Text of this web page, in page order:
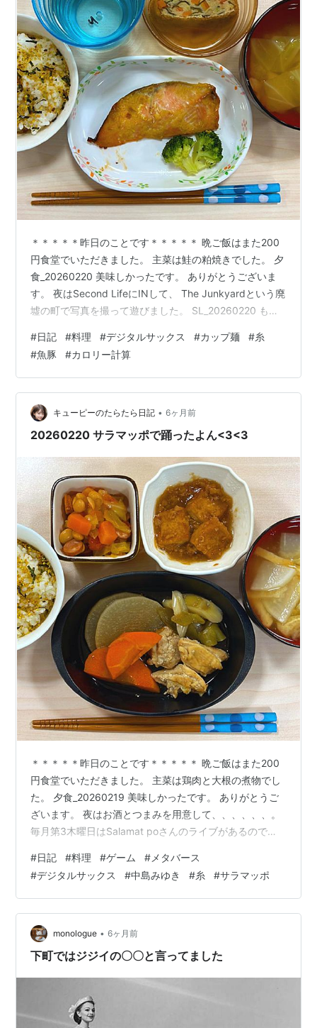
＊＊＊＊＊昨日のことです＊＊＊＊＊ 晩ご飯はまた200
円食堂でいただきました。 主菜は鮭の粕焼きでした。 夕
食_20260220 美味しかったです。 ありがとうございま
す。 夜はSecond LifeにINして、 The Junkyardという廃
墟の町で写真を撮って遊びました。 SL_20260220 もう
しくね。 kewpielovesyou.com 寝る前にカロリー計算を
しました。 Health_20260220 ＊＊＊＊＊今日のお話で
す＊＊＊＊＊ 今朝は8時半起床。 デジタルサックスで
「糸」の練習をしました。 「糸」は見かけよりも演奏
が…
#日記 #料理 #デジタルサックス #カップ麺 #糸
#魚豚 #カロリー計算
キューピーのたらたら日記 • 6ヶ月前
20260220 サラマッポで踊ったよん<3<3
＊＊＊＊＊昨日のことです＊＊＊＊＊ 晩ご飯はまた200
円食堂でいただきました。 主菜は鶏肉と大根の煮物でし
た。 夕食_20260219 美味しかったです。 ありがとうご
ざいます。 夜はお酒とつまみを用意して、、、、、、。
毎月第3木曜日はSalamat poさんのライブがあるので
んのソロコンサートが始まっていました。
SL_20260219-1 歌に聞き入っている私です。
SL_20260219-2 22時半になりダンスパーティが始まり
ました。 長丁場で飲んでばかりいると潰れてしまうの
で、 コーヒーを淹れて酔いを醒まし…
#日記 #料理 #ゲーム # メタバース
#デジタルサックス #中島みゆき #糸 #サラマッポ
monologue • 6ヶ月前
下町ではジジイの〇〇と言ってました